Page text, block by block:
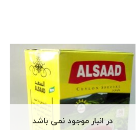
در انبار موجود نمی باشد